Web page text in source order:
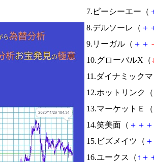
7.ピーシーエー（
8.デルソーレ（ ＋
9.リーガル（ ＋ ＋
10.グローバルX（
11.ダイナミック
12.ホットリンク（
13.マーケットＥ（
14.笑美面（ ＋ ＋ ＋
15.ビズメイツ（ ＋
16.ユークス（ ↑ ＋